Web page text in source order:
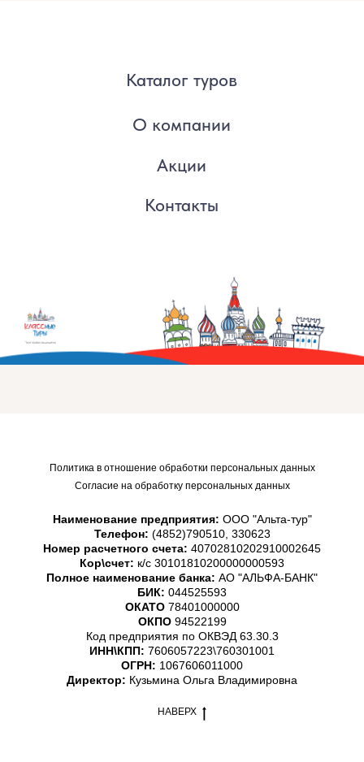
Политика в отношение обработки персональных данных
Согласие на обработку персональных данных
Наименование предприятия: ООО "Альта-тур"
Телефон: (4852)790510, 330623
Номер расчетного счета: 40702810202910002645
Кор\счет: к/с 30101810200000000593
Полное наименование банка: АО "АЛЬФА-БАНК"
БИК: 044525593
ОКАТО78401000000
ОКПО94522199
Код предприятия по ОКВЭД 63.30.3
ИНН\КПП: 7606057223\760301001
ОГРН: 1067606011000
Директор: Кузьмина Ольга Владимировна
НАВЕРХ